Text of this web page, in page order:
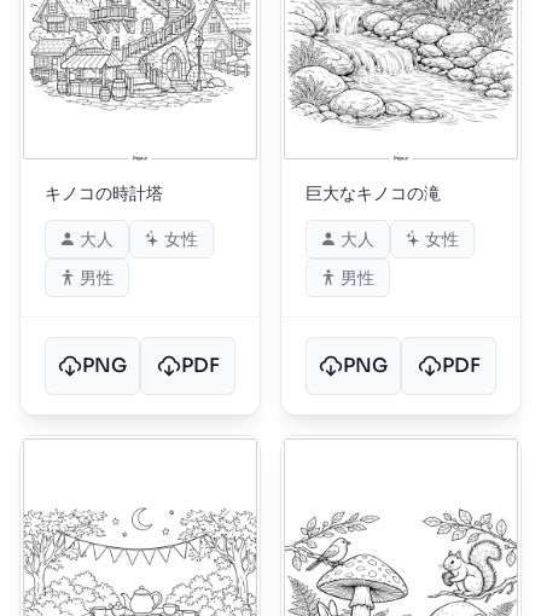
キノコの時計塔
大人
女性
男性
PNG PDF
巨大なキノコの滝
大人
女性
男性
PNG PDF